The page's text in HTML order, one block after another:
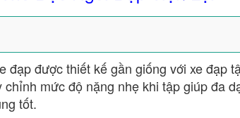
đạp được thiết kế gần giống với xe đạp
mức độ nặng nhẹ khi tập giúp đa
tốt.